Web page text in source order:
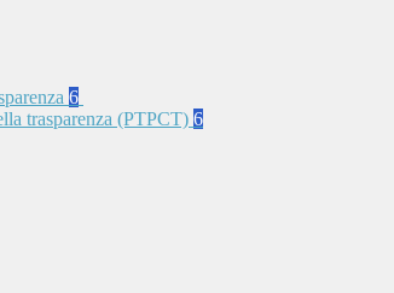
6
trasparenza (PTPCT) 6